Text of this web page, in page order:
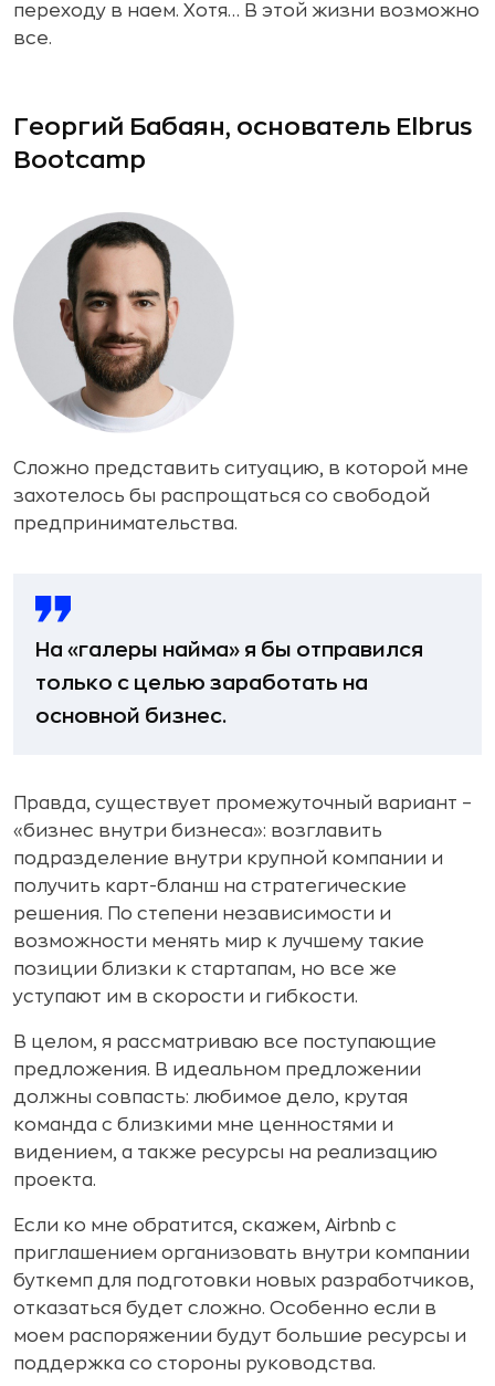
переходу в наем. Хотя… В этой жизни возможно
все.
Георгий Бабаян, основатель Elbrus
Bootcamp
Сложно представить ситуацию, в которой мне
захотелось бы распрощаться со свободой
предпринимательства.
На «галеры найма» я бы отправился
только с целью заработать на
основной бизнес.
Правда, существует промежуточный вариант –
«бизнес внутри бизнеса»: возглавить
подразделение внутри крупной компании и
получить карт-бланш на стратегические
решения. По степени независимости и
возможности менять мир к лучшему такие
позиции близки к стартапам, но все же
уступают им в скорости и гибкости.
В целом, я рассматриваю все поступающие
предложения. В идеальном предложении
должны совпасть: любимое дело, крутая
команда с близкими мне ценностями и
видением, а также ресурсы на реализацию
проекта.
Если ко мне обратится, скажем, Airbnb с
приглашением организовать внутри компании
буткемп для подготовки новых разработчиков,
отказаться будет сложно. Особенно если в
моем распоряжении будут большие ресурсы и
поддержка со стороны руководства.